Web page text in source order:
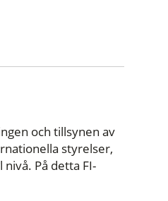
och tillsynen av
styrelser,
På detta FI-